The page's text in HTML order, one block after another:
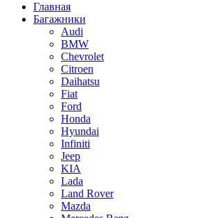
Главная
Багажники
Audi
BMW
Chevrolet
Citroen
Daihatsu
Fiat
Ford
Honda
Hyundai
Infiniti
Jeep
KIA
Lada
Land Rover
Mazda